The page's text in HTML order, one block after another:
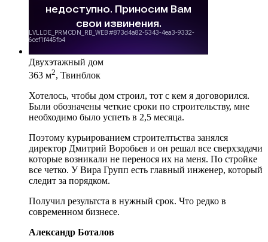
Двухэтажный дом
363 м2, Твинблок
Хотелось, чтобы дом строил, тот с кем я договорился.
Были обозначены четкие сроки по строительству, мне
необходимо было успеть в 2,5 месяца.
Поэтому курьированием строителтьства занялся
директор Дмитрий Воробьев и он решал все сверхзадачи
которые возникали не перенося их на меня. По стройке
все четко. У Вира Групп есть главный инженер, который
следит за порядком.
Получил результста в нужный срок. Что редко в
современном бизнесе.
Александр Боталов